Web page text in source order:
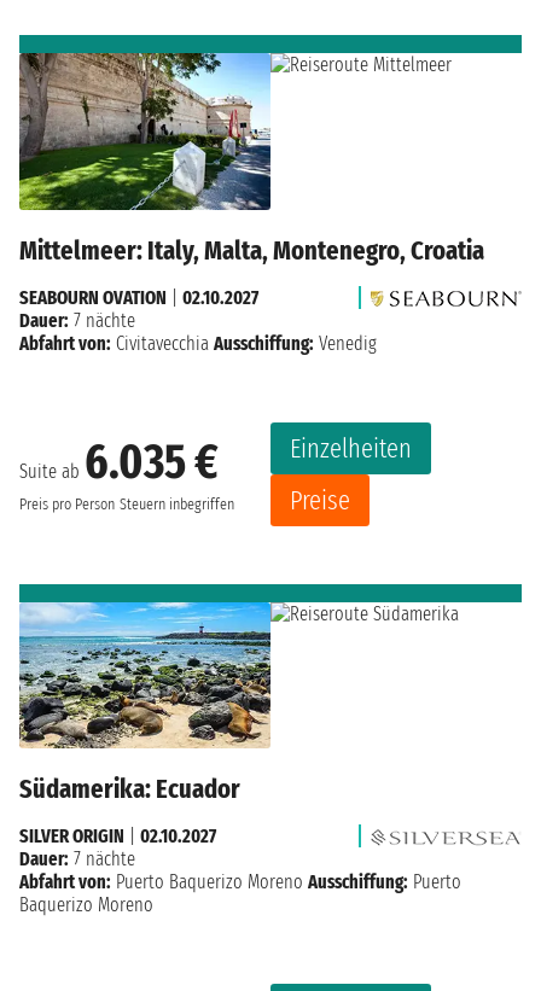
Mittelmeer: Italy, Malta, Montenegro, Croatia
Suite ab 6.035 €
Preis pro Person Steuern inbegriffen
Einzelheiten
Preise
SEABOURN OVATION
02.10.2027
Dauer: 7 nächte
Abfahrt von: Civitavecchia Ausschiffung: Venedig
Südamerika: Ecuador
SILVER ORIGIN
02.10.2027
Dauer: 7 nächte
Abfahrt von: Puerto Baquerizo Moreno Ausschiffung: Puerto
Baquerizo Moreno